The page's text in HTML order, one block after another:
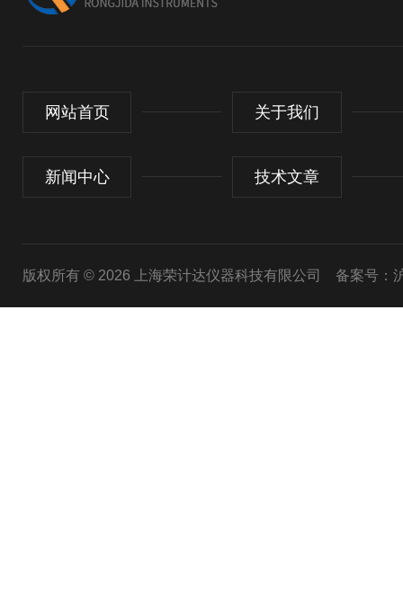
网站首页 关于我们
新闻中心 技术文章
版权所有 © 2026 上海荣计达仪器科技有限公司 备案号：